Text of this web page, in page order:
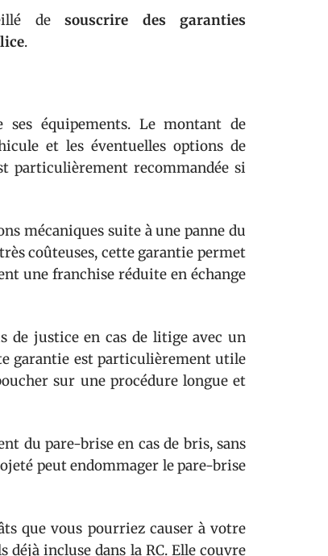
desouscrire des garanties
.
équipements. Le montant de
et les éventuelles options de
particulièrement recommandée si
mécaniques suite à une panne du
coûteuses, cette garantie permet
une franchise réduite en échange
de justice en cas de litige avec un
garantie est particulièrement utile
sur une procédure longue et
du pare-brise en cas de bris, sans
peut endommager le pare-brise
que vous pourriez causer à votre
déjà incluse dans la RC. Elle couvre